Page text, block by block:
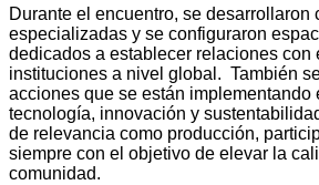
Durante el encuentro, se desarrollaron
especializadas y se configuraron
dedicados a establecer relaciones con
instituciones a nivel global. También
acciones que se están implementando
tecnología, innovación y
de relevancia como producción,
siempre con el objetivo de elevar la
comunidad.